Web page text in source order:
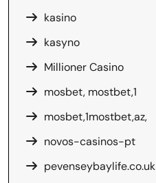
kasino
kasyno
Millioner Casino
mosbet, mostbet,1
mosbet,1mostbet,az,
novos-casinos-pt
pevenseybaylife.co.uk